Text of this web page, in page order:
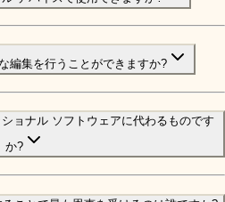
編集を行うことができますか?
ョナル ソフトウェアに代わるものです
か?